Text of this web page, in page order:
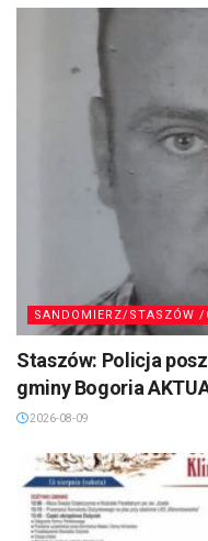
SANDOMIERZ/STASZÓW /
Staszów: Policja
gminy Bogoria
2026-08-09